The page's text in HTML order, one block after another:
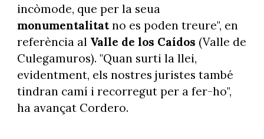
incòmode, que per la seua
monumentalitatno es poden treure", en
referència al Valle de los Caídos (Valle de
Culegamuros). "Quan surti la llei,
evidentment, els nostres juristes també
tindran camí i recorregut per a fer-ho",
ha avançat Cordero.